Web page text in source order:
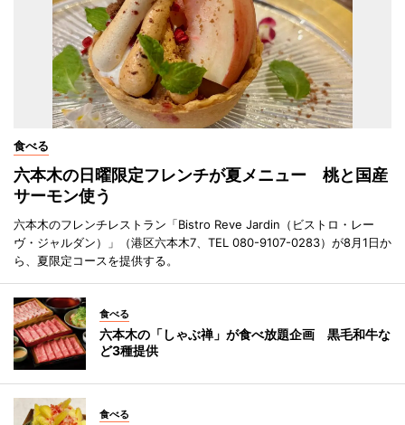
食べる
六本木の日曜限定フレンチが夏メニュー 桃と国産
サーモン使う
六本木のフレンチレストラン「Bistro Reve Jardin（ビストロ・レー
ヴ・ジャルダン）」（港区六本木7、TEL 080-9107-0283）が8月1日か
ら、夏限定コースを提供する。
食べる
六本木の「しゃぶ禅」が食べ放題企画 黒毛和牛な
ど3種提供
食べる